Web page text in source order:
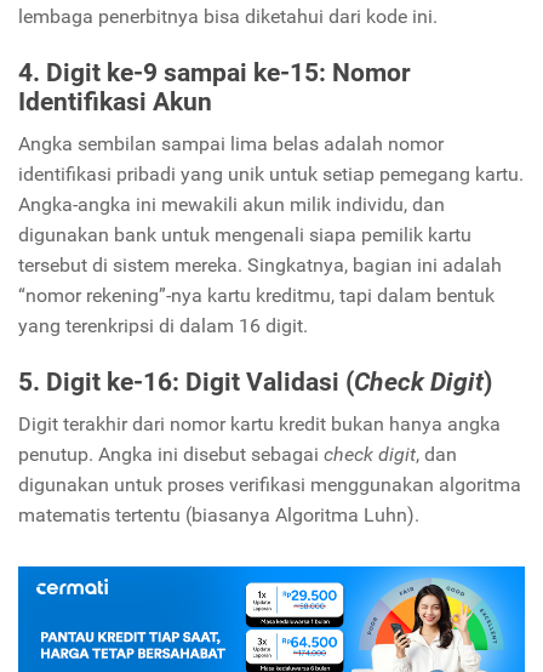
lembaga penerbitnya bisa diketahui dari kode ini.
4. Digit ke-9 sampai ke-15: Nomor
Identifikasi Akun
Angka sembilan sampai lima belas adalah nomor
identifikasi pribadi yang unik untuk setiap pemegang kartu.
Angka-angka ini mewakili akun milik individu, dan
digunakan bank untuk mengenali siapa pemilik kartu
tersebut di sistem mereka. Singkatnya, bagian ini adalah
“nomor rekening”-nya kartu kreditmu, tapi dalam bentuk
yang terenkripsi di dalam 16 digit.
5. Digit ke-16: Digit Validasi (Check Digit)
Digit terakhir dari nomor kartu kredit bukan hanya angka
penutup. Angka ini disebut sebagai check digit, dan
digunakan untuk proses verifikasi menggunakan algoritma
matematis tertentu (biasanya Algoritma Luhn).